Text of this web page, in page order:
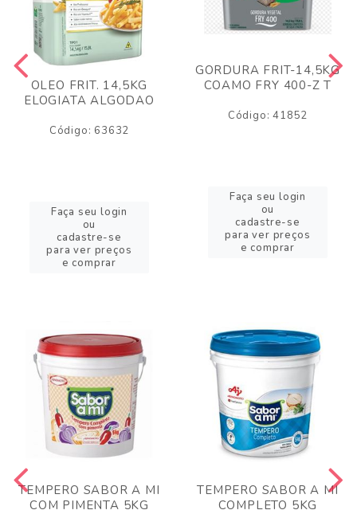
OLEO FRIT. 14,5KG
ELOGIATA ALGODAO
Código: 63632
Faça seu login
ou
cadastre-se
para ver preços
e comprar
GORDURA FRIT-14,5KG
COAMO FRY 400-Z T
Código: 41852
Faça seu login
ou
cadastre-se
para ver preços
e comprar
TEMPERO SABOR A MI
COM PIMENTA 5KG
TEMPERO SABOR A MI
COMPLETO 5KG